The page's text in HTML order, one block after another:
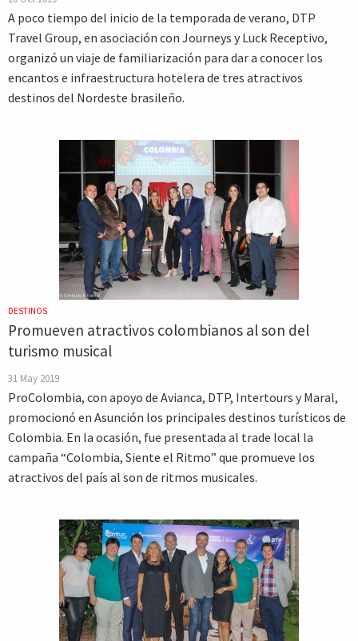
A poco tiempo del inicio de la temporada de verano, DTP
Travel Group, en asociación con Journeys y Luck Receptivo,
organizó un viaje de familiarización para dar a conocer los
encantos e infraestructura hotelera de tres atractivos
destinos del Nordeste brasileño.
DESTINOS
Promueven atractivos colombianos al son del
turismo musical
31 May 2019
ProColombia, con apoyo de Avianca, DTP, Intertours y Maral,
promocionó en Asunción los principales destinos turísticos de
Colombia. En la ocasión, fue presentada al trade local la
campaña “Colombia, Siente el Ritmo” que promueve los
atractivos del país al son de ritmos musicales.